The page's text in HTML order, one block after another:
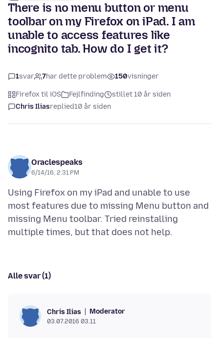
There is no menu button or menu
toolbar on my Firefox on iPad. I am
unable to access features like
incognito tab. How do I get it?
1svar 7har dette problem 150visninger
Firefox til iOS Fejlfinding
stillet 10 år siden
Chris Iliasreplied10 år siden
Oraclespeaks
6/14/16, 2:31 PM
Using Firefox on my iPad and unable to use
most features due to missing Menu button and
missing Menu toolbar. Tried reinstalling
Alle svar (1)
Chris Ilias Moderator
03.07.2016 03.11